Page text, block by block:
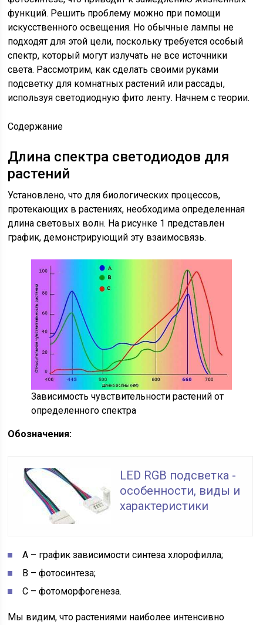
функций. Решить проблему можно при помощи
искусственного освещения. Но обычные лампы не
подходят для этой цели, поскольку требуется особый
спектр, который могут излучать не все источники
света. Рассмотрим, как сделать своими руками
подсветку для комнатных растений или рассады,
используя светодиодную фито ленту. Начнем с теории.
Содержание
Длина спектра светодиодов для
растений
Установлено, что для биологических процессов,
протекающих в растениях, необходима определенная
длина световых волн. На рисунке 1 представлен
график, демонстрирующий эту взаимосвязь.
Зависимость чувствительности растений от
определенного спектра
Обозначения:
LED RGB подсветка -
особенности, виды и
характеристики
А – график зависимости синтеза хлорофилла;
В – фотосинтеза;
С – фотоморфогенеза.
Мы видим, что растениями наиболее интенсивно